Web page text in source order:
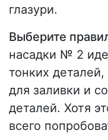
глазури.
Выберите
насадки № 2
тонких
для заливки и
деталей. Хотя
всего